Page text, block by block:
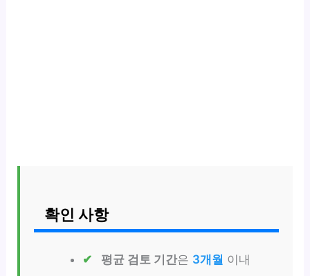
확인 사항
평균 검토 기간은 3개월 이내